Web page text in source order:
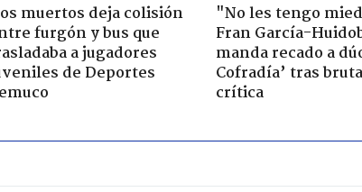
muertos deja colisión
furgón y bus que
a jugadores
de Deportes
"No les tengo
Fran García-
manda recado a
Cofradía’ tras
crítica